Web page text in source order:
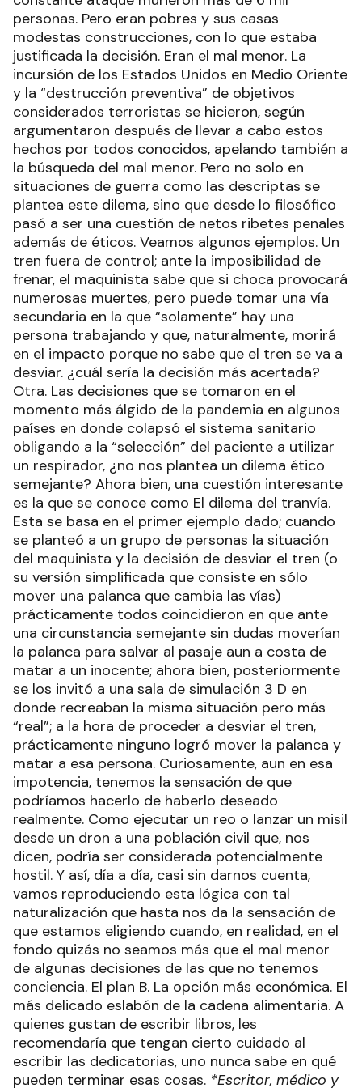
personas. Pero eran pobres y sus casas
modestas construcciones, con lo que estaba
justificada la decisión. Eran el mal menor. La
incursión de los Estados Unidos en Medio Oriente
y la “destrucción preventiva” de objetivos
considerados terroristas se hicieron, según
argumentaron después de llevar a cabo estos
hechos por todos conocidos, apelando también a
la búsqueda del mal menor. Pero no solo en
situaciones de guerra como las descriptas se
plantea este dilema, sino que desde lo filosófico
pasó a ser una cuestión de netos ribetes penales
además de éticos. Veamos algunos ejemplos. Un
tren fuera de control; ante la imposibilidad de
frenar, el maquinista sabe que si choca provocará
numerosas muertes, pero puede tomar una vía
secundaria en la que “solamente” hay una
persona trabajando y que, naturalmente, morirá
en el impacto porque no sabe que el tren se va a
desviar. ¿cuál sería la decisión más acertada?
Otra. Las decisiones que se tomaron en el
momento más álgido de la pandemia en algunos
países en donde colapsó el sistema sanitario
obligando a la “selección” del paciente a utilizar
un respirador, ¿no nos plantea un dilema ético
semejante? Ahora bien, una cuestión interesante
es la que se conoce como El dilema del tranvía.
Esta se basa en el primer ejemplo dado; cuando
se planteó a un grupo de personas la situación
del maquinista y la decisión de desviar el tren (o
su versión simplificada que consiste en sólo
mover una palanca que cambia las vías)
prácticamente todos coincidieron en que ante
una circunstancia semejante sin dudas moverían
la palanca para salvar al pasaje aun a costa de
matar a un inocente; ahora bien, posteriormente
se los invitó a una sala de simulación 3 D en
donde recreaban la misma situación pero más
“real”; a la hora de proceder a desviar el tren,
prácticamente ninguno logró mover la palanca y
matar a esa persona. Curiosamente, aun en esa
impotencia, tenemos la sensación de que
podríamos hacerlo de haberlo deseado
realmente. Como ejecutar un reo o lanzar un misil
desde un dron a una población civil que, nos
dicen, podría ser considerada potencialmente
hostil. Y así, día a día, casi sin darnos cuenta,
vamos reproduciendo esta lógica con tal
naturalización que hasta nos da la sensación de
que estamos eligiendo cuando, en realidad, en el
fondo quizás no seamos más que el mal menor
de algunas decisiones de las que no tenemos
conciencia. El plan B. La opción más económica. El
más delicado eslabón de la cadena alimentaria. A
quienes gustan de escribir libros, les
recomendaría que tengan cierto cuidado al
escribir las dedicatorias, uno nunca sabe en qué
pueden terminar esas cosas. *Escritor, médico y